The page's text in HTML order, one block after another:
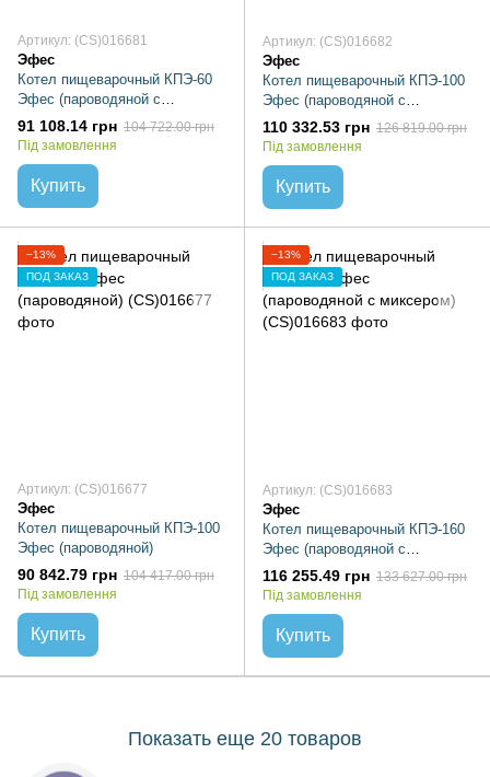
Артикул: (CS)016681
Эфес
Котел пищеварочный КПЭ-60
Эфес (пароводяной с
миксером)
91 108.14 грн 104 722.00 грн
Під замовлення
Купить
Артикул: (CS)016682
Эфес
Котел пищеварочный КПЭ-100
Эфес (пароводяной с
миксером)
110 332.53 грн 126 819.00 грн
Під замовлення
Купить
−13%
ПОД ЗАКАЗ
Артикул: (CS)016677
Эфес
Котел пищеварочный КПЭ-100
Эфес (пароводяной)
90 842.79 грн 104 417.00 грн
Під замовлення
Купить
−13%
ПОД ЗАКАЗ
Артикул: (CS)016683
Эфес
Котел пищеварочный КПЭ-160
Эфес (пароводяной с
миксером)
116 255.49 грн 133 627.00 грн
Під замовлення
Купить
Показать еще 20 товаров